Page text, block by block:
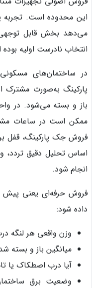
این محدوده است. تجربه
می‌دهد بخش قابل توجهی
انتخاب نادرست اولیه
در ساختمان‌های
پارکینگ به‌صورت مشترک
باز و بسته می‌شود. در
ممکن است در ساعات
فروش جک پارکینگ، قفل
اساس تحلیل دقیق تردد،
انجام شود.
فروش حرفه‌ای یعنی پیش
داده شود:
وزن واقعی هر لنگه
میانگین باز و بسته
آیا درب اصطکاک یا
وضعیت برق